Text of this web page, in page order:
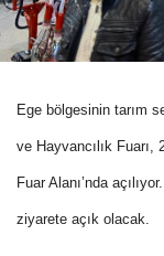
Ege bölgesinin tarım
ve Hayvancılık
Fuar Alanı’nda
ziyarete açık olacak.